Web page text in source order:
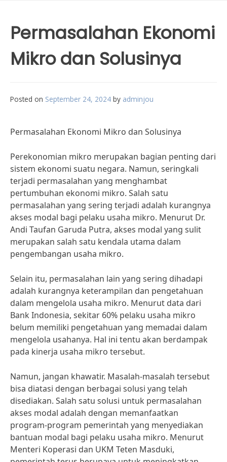
Permasalahan Ekonomi
Mikro dan Solusinya
Posted on September 24, 2024 by adminjou
Permasalahan Ekonomi Mikro dan Solusinya
Perekonomian mikro merupakan bagian penting dari
sistem ekonomi suatu negara. Namun, seringkali
terjadi permasalahan yang menghambat
pertumbuhan ekonomi mikro. Salah satu
permasalahan yang sering terjadi adalah kurangnya
akses modal bagi pelaku usaha mikro. Menurut Dr.
Andi Taufan Garuda Putra, akses modal yang sulit
merupakan salah satu kendala utama dalam
pengembangan usaha mikro.
Selain itu, permasalahan lain yang sering dihadapi
adalah kurangnya keterampilan dan pengetahuan
dalam mengelola usaha mikro. Menurut data dari
Bank Indonesia, sekitar 60% pelaku usaha mikro
belum memiliki pengetahuan yang memadai dalam
mengelola usahanya. Hal ini tentu akan berdampak
pada kinerja usaha mikro tersebut.
Namun, jangan khawatir. Masalah-masalah tersebut
bisa diatasi dengan berbagai solusi yang telah
disediakan. Salah satu solusi untuk permasalahan
akses modal adalah dengan memanfaatkan
program-program pemerintah yang menyediakan
bantuan modal bagi pelaku usaha mikro. Menurut
Menteri Koperasi dan UKM Teten Masduki,